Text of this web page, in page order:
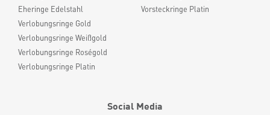
Eheringe Edelstahl
Verlobungsringe Gold
Verlobungsringe Weißgold
Verlobungsringe Roségold
Verlobungsringe Platin
Vorsteckringe Platin
Social Media